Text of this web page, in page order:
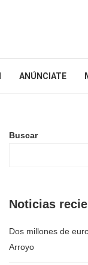
ANÚNCIATE
Buscar
Noticias
Dos millones de
Arroyo